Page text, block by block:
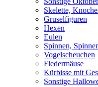
Skelette,
Gruselfiguren
Hexen
Eulen
Spinnen,
Vogelscheuchen
Fledermäuse
Kürbisse mit
Sonstige